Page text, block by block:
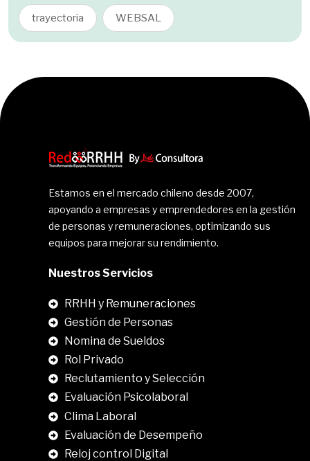
trayectoria WEBSAL
Estamos en el mercado chileno desde 2007,
apoyando a empresas y emprendedores en la gestión
de personas y remuneraciones, optimizando sus
equipos para mejorar su rendimiento.
Nuestros Servicios
RRHH y Remuneraciones
Gestión de Personas
Nomina de Sueldos
Rol Privado
Reclutamiento y Selección
Evaluación Psicolaboral
Clima Laboral
Evaluación de Desempeño
Reloj control Digital